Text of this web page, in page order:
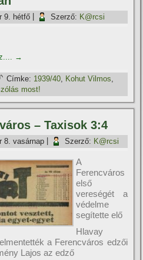
9. hétfő Szerző: K@rcsi
→
Címke: 1939/40 Kohut Vilmos
most!
– Taxisok 3:4
8. vasárnap Szerző: K@rcsi
A
Ferencváros
első
vereségét a
védelme
segítette elő
Hlavay
a Ferencváros edzői
Lajos az edző